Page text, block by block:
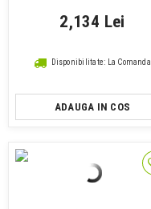
2,134 Lei
Disponibilitate: La Comanda
ADAUGA IN COS